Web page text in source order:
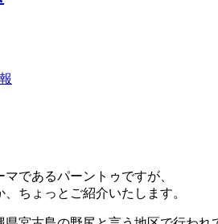
であるパーントゥですが、
ちょっとご紹介いたします。